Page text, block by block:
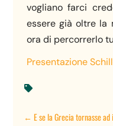
vogliano farci
essere già oltre la
ora di percorrerlo
Presentazione

←E se la Grecia tornasse